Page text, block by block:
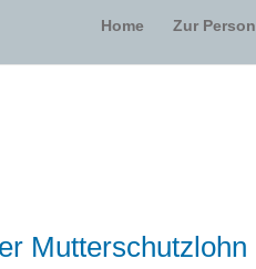
Home Zur Person
Mutterschutzlohn